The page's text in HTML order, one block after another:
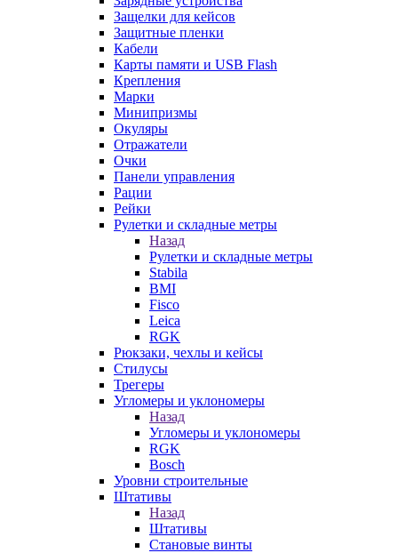
Защелки для кейсов
Защитные пленки
Кабели
Карты памяти и USB Flash
Крепления
Марки
Минипризмы
Окуляры
Отражатели
Очки
Панели управления
Рации
Рейки
Рулетки и складные метры
Назад
Рулетки и складные метры
Stabila
BMI
Fisco
Leica
RGK
Рюкзаки, чехлы и кейсы
Стилусы
Трегеры
Угломеры и уклономеры
Назад
Угломеры и уклономеры
RGK
Bosch
Уровни строительные
Штативы
Назад
Штативы
Становые винты